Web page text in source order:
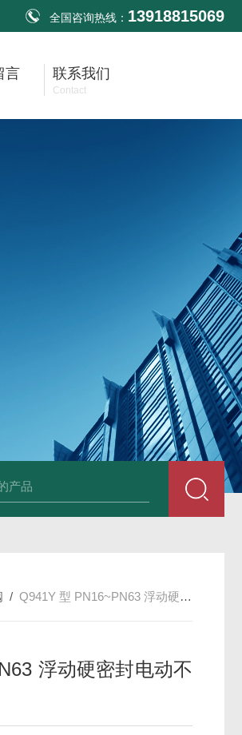
全国咨询热线： 13918815069
言 联系我们
Contact
理系统 隔油设备 一
/Q941Y 型 PN16~PN63 浮动硬密封电动不锈钢球阀
浮动硬密封电动不